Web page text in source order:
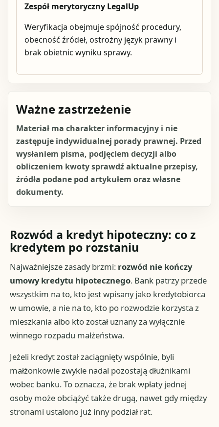
Zespół merytoryczny LegalUp
Weryfikacja obejmuje spójność procedury,
obecność źródeł, ostrożny język prawny i
brak obietnic wyniku sprawy.
Ważne zastrzeżenie
Materiał ma charakter informacyjny i nie
zastępuje indywidualnej porady prawnej. Przed
wysłaniem pisma, podjęciem decyzji albo
obliczeniem kwoty sprawdź aktualne przepisy,
źródła podane pod artykułem oraz własne
dokumenty.
Rozwód a kredyt hipoteczny: co z
kredytem po rozstaniu
Najważniejsze zasady brzmi: rozwód nie kończy
umowy kredytu hipotecznego. Bank patrzy przede
wszystkim na to, kto jest wpisany jako kredytobiorca
w umowie, a nie na to, kto po rozwodzie korzysta z
mieszkania albo kto został uznany za wyłącznie
winnego rozpadu małżeństwa.
Jeżeli kredyt został zaciągnięty wspólnie, byli
małżonkowie zwykle nadal pozostają dłużnikami
wobec banku. To oznacza, że brak wpłaty jednej
osoby może obciążyć także drugą, nawet gdy między
stronami ustalono już inny podział rat.